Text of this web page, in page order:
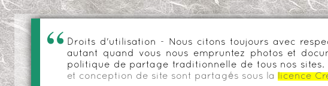
Droits d'utilisation - Nous citons toujours avec
autant quand vous nous empruntez photos et
politique de partage traditionnelle de tous nos sites.
et conception de site sont partagés sous la
licence